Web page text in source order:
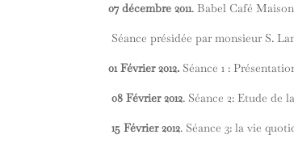
07 décembre 2011. Babel Café
Séance présidée par monsieur S.
01 Février 2012. Séance 1 :
08 Février 2012. Séance 2: Etude de
15 Février 2012. Séance 3: la vie